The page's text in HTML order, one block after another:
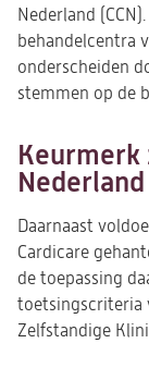
Nederland
behandelcentra
onderscheiden
stemmen op de
Nederland
Daarnaast
Cardicare
de toepassing
toetsingscriteria
Zelfstandige